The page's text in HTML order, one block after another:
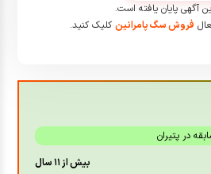
آگهی پایان یافته است.
فروش سگ پامرانینکلیک کنید.
در پتیران
بیش از ۱۱ سال